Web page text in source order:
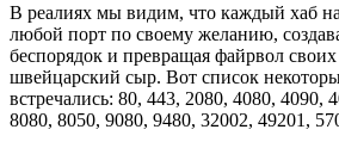
В реалиях мы видим, что каждый хаб
любой порт по своему желанию,
беспорядок и превращая файрвол
швейцарский сыр. Вот список
встречались: 80, 443, 2080, 4080, 4090,
8080, 8050, 9080, 9480, 32002, 49201,